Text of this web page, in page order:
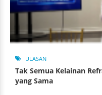
ULASAN
Tak Semua Kelainan
yang Sama